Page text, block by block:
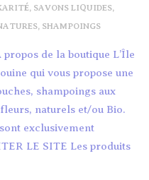
, SAVONS LIQUIDES,
, SHAMPOINGS
de la boutique L’Île
qui vous propose une
shampoings aux
naturels et/ou Bio.
exclusivement
LE SITE Les produits